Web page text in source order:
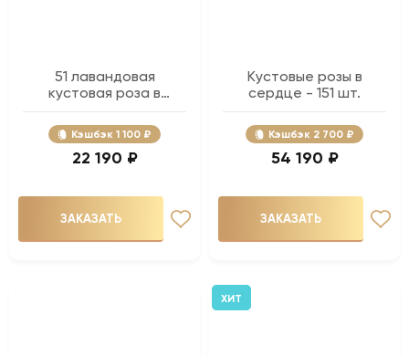
51 лавандовая
кустовая роза в
букете
Кэшбэк 1 100 ₽
22 190 ₽
ЗАКАЗАТЬ
Кустовые розы в
сердце - 151 шт.
Кэшбэк 2 700 ₽
54 190 ₽
ЗАКАЗАТЬ
ХИТ